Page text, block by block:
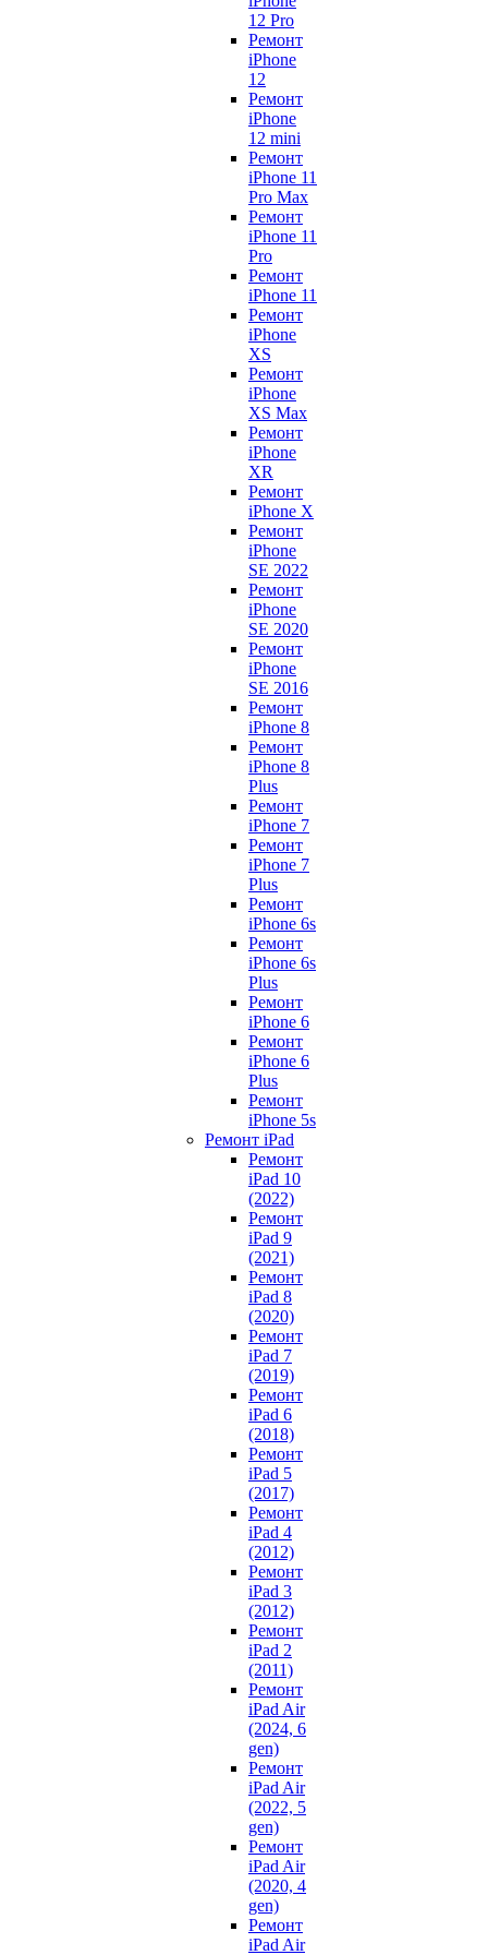
12 Pro
Ремонт
iPhone
12
Ремонт
iPhone
12 mini
Ремонт
iPhone 11
Pro Max
Ремонт
iPhone 11
Pro
Ремонт
iPhone 11
Ремонт
iPhone
XS
Ремонт
iPhone
XS Max
Ремонт
iPhone
XR
Ремонт
iPhone X
Ремонт
iPhone
SE 2022
Ремонт
iPhone
SE 2020
Ремонт
iPhone
SE 2016
Ремонт
iPhone 8
Ремонт
iPhone 8
Plus
Ремонт
iPhone 7
Ремонт
iPhone 7
Plus
Ремонт
iPhone 6s
Ремонт
iPhone 6s
Plus
Ремонт
iPhone 6
Ремонт
iPhone 6
Plus
Ремонт
iPhone 5s
Ремонт iPad
Ремонт
iPad 10
(2022)
Ремонт
iPad 9
(2021)
Ремонт
iPad 8
(2020)
Ремонт
iPad 7
(2019)
Ремонт
iPad 6
(2018)
Ремонт
iPad 5
(2017)
Ремонт
iPad 4
(2012)
Ремонт
iPad 3
(2012)
Ремонт
iPad 2
(2011)
Ремонт
iPad Air
(2024, 6
gen)
Ремонт
iPad Air
(2022, 5
gen)
Ремонт
iPad Air
(2020, 4
gen)
Ремонт
iPad Air